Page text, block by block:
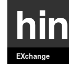
EXchange